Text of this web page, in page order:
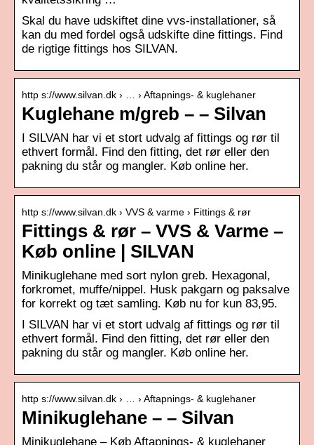
Skal du have udskiftet dine vvs-installationer, så
kan du med fordel også udskifte dine fittings. Find
de rigtige fittings hos SILVAN.
http s://www.silvan.dk › … › Aftapnings- & kuglehaner
Kuglehane m/greb – – Silvan
I SILVAN har vi et stort udvalg af fittings og rør til
ethvert formål. Find den fitting, det rør eller den
pakning du står og mangler. Køb online her.
http s://www.silvan.dk › VVS & varme › Fittings & rør
Fittings & rør – VVS & Varme –
Køb online | SILVAN
Minikuglehane med sort nylon greb. Hexagonal,
forkromet, muffe/nippel. Husk pakgarn og paksalve
for korrekt og tæt samling. Køb nu for kun 83,95.
I SILVAN har vi et stort udvalg af fittings og rør til
ethvert formål. Find den fitting, det rør eller den
pakning du står og mangler. Køb online her.
http s://www.silvan.dk › … › Aftapnings- & kuglehaner
Minikuglehane – – Silvan
Minikuglehane – Køb Aftapnings- & kuglehaner